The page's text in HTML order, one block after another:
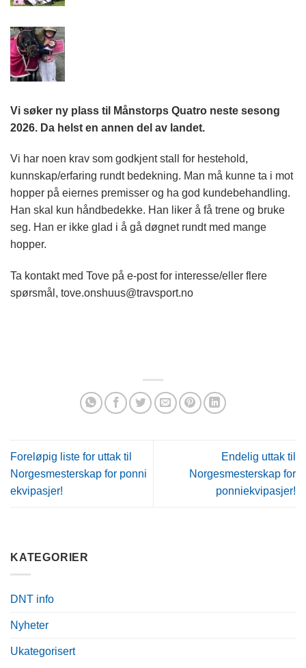
Vi søker ny plass til Månstorps Quatro neste sesong
2026. Da helst en annen del av landet.
Vi har noen krav som godkjent stall for hestehold,
kunnskap/erfaring rundt bedekning. Man må kunne ta i mot
hopper på eiernes premisser og ha god kundebehandling.
Han skal kun håndbedekke. Han liker å få trene og bruke
seg. Han er ikke glad i å gå døgnet rundt med mange
hopper.
Ta kontakt med Tove på e-post for interesse/eller flere
spørsmål, tove.onshuus@travsport.no
Foreløpig liste for uttak til
Norgesmesterskap for ponni
ekvipasjer!
Endelig uttak til
Norgesmesterskap for
ponniekvipasjer!
KATEGORIER
DNT info
Nyheter
Ukategorisert